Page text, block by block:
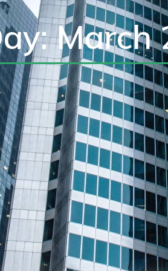
March